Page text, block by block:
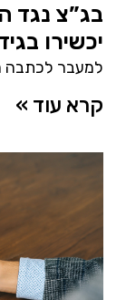
בג”צ נגד
יכשירו
למעבר לכתבה
קרא עוד »